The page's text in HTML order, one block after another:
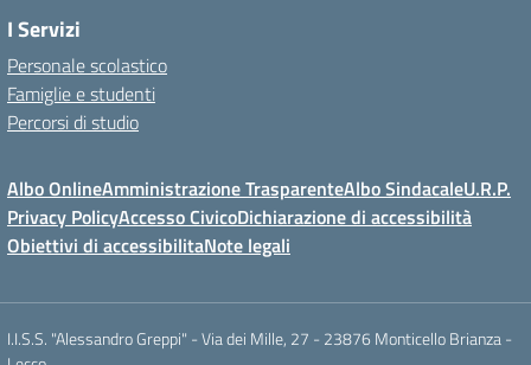
I Servizi
Personale scolastico
Famiglie e studenti
Percorsi di studio
Albo OnlineAmministrazione TrasparenteAlbo SindacaleU.R.P.
Privacy PolicyAccesso CivicoDichiarazione di accessibilità
Obiettivi di accessibilitaNote legali
I.I.S.S. "Alessandro Greppi" - Via dei Mille, 27 - 23876 Monticello Brianza -